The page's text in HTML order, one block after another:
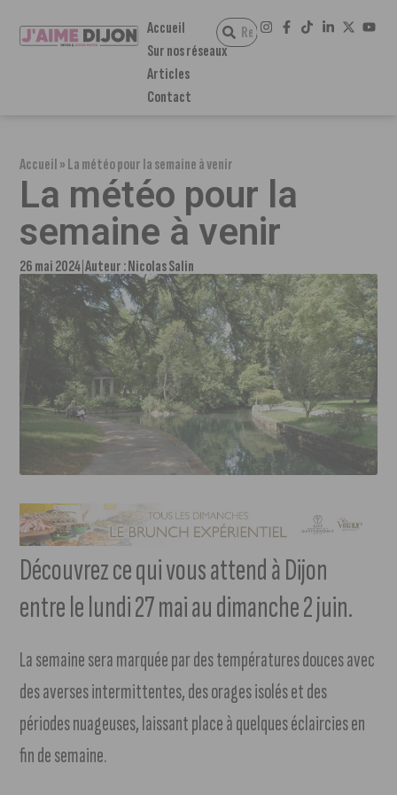
Accueil
Sur nos réseaux
Articles
Contact
Accueil»La météo pour la semaine à venir
La météo pour la
semaine à venir
26 mai 2024 Auteur :Nicolas Salin
Découvrez ce qui vous attend à Dijon
entre le lundi 27 mai au dimanche 2 juin.
La semaine sera marquée par des températures douces avec
des averses intermittentes, des orages isolés et des
périodes nuageuses, laissant place à quelques éclaircies en
fin de semaine.